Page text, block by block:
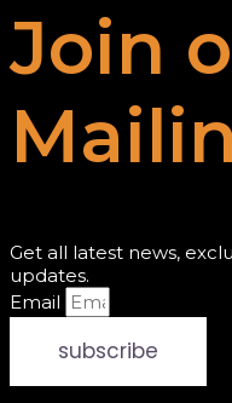
Join
Get all latest news,
updates.
Email
subscribe